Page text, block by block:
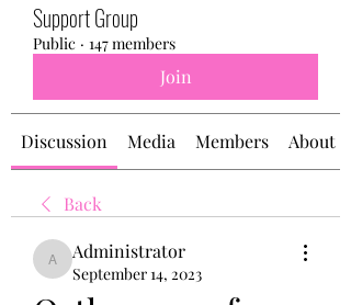
Support Group
Public · 147 members
Join
Discussion Media Members About
Back
Administrator
Administrator
September 14, 2023